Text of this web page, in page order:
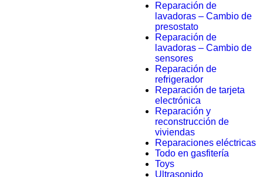
Reparación de
lavadoras – Cambio de
presostato
Reparación de
lavadoras – Cambio de
sensores
Reparación de
refrigerador
Reparación de tarjeta
electrónica
Reparación y
reconstrucción de
viviendas
Reparaciones eléctricas
Todo en gasfitería
Toys
Ultrasonido